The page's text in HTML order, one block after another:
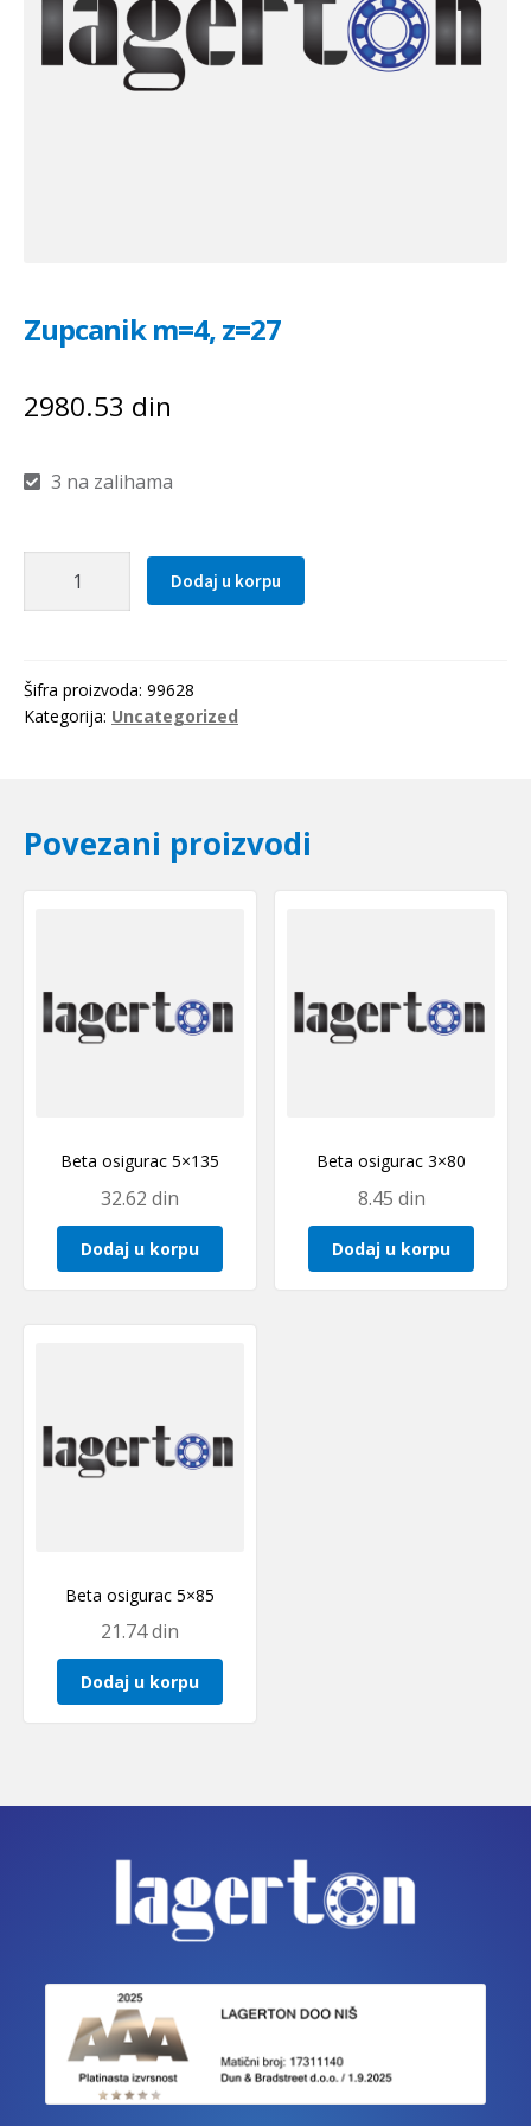
Zupcanik m=4, z=27
2980.53 din
3 na zalihama
Dodaj u korpu
Šifra proizvoda: 99628
Kategorija: Uncategorized
Povezani proizvodi
Beta osigurac 5×135
32.62 din
Dodaj u korpu
Beta osigurac 3×80
8.45 din
Dodaj u korpu
Beta osigurac 5×85
21.74din
Dodaj u korpu